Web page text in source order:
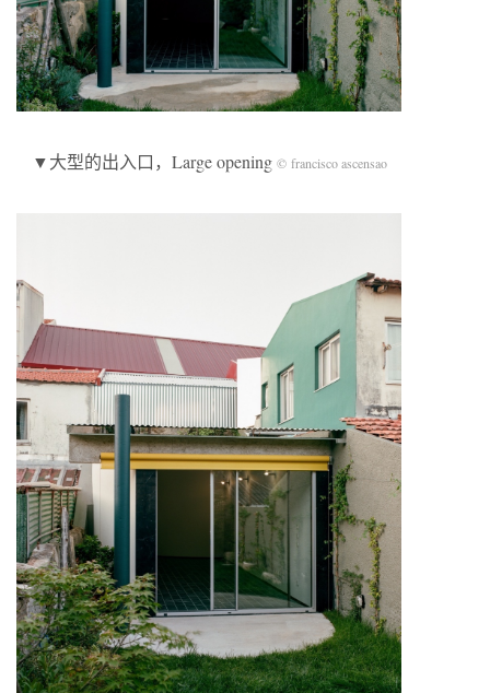
▼大型的出入口，Large opening © francisco ascensao